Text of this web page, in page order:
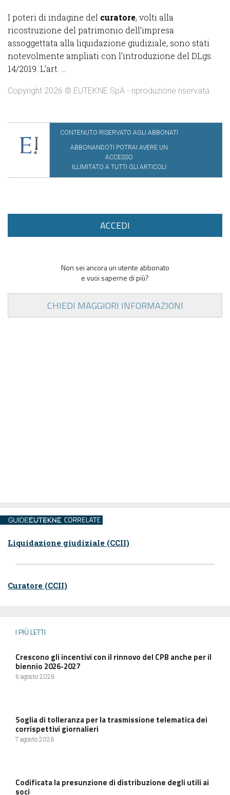
I poteri di indagine del curatore, volti alla
ricostruzione del patrimonio dell’impresa
assoggettata alla liquidazione giudiziale, sono stati
notevolmente ampliati con l’introduzione del DLgs.
14/2019. L’art. ...
Copyright 2026 © EUTEKNE SpA - riproduzione riservata
CONTENUTO RISERVATO AGLI ABBONATI
ABBONANDOTI POTRAI AVERE UN
ACCESSO
ILLIMITATO A TUTTI GLI ARTICOLI
ACCEDI
Non sei ancora un utente abbonato
e vuoi saperne di più?
CHIEDI MAGGIORI INFORMAZIONI
Liquidazione giudiziale (CCII)
Curatore (CCII)
I PIÙ LETTI
Crescono gli incentivi con il rinnovo del CPB anche per il
biennio 2026-2027
6 agosto 2026
Soglia di tolleranza per la trasmissione telematica dei
corrispettivi giornalieri
7 agosto 2026
Codificata la presunzione di distribuzione degli utili ai
soci